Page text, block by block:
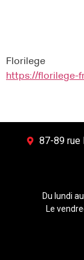
Florilege
https://florilege-
87-89 rue
Du lundi
Le